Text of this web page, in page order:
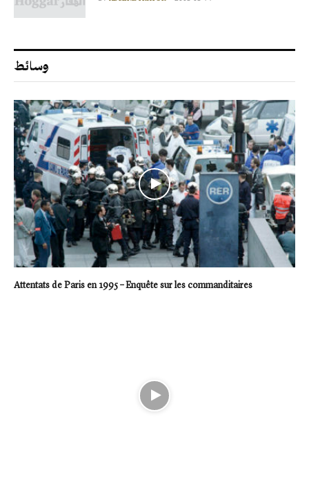
وسائط
Attentats de Paris en 1995 – Enquête sur les commanditaires